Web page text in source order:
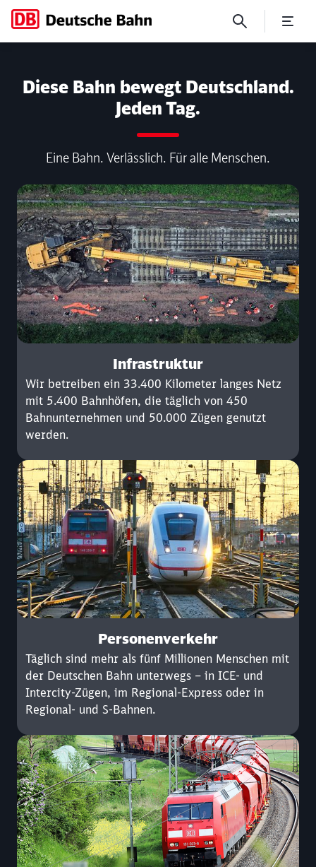
Diese Bahn bewegt Deutschland.
Jeden Tag.
Eine Bahn. Verlässlich. Für alle Menschen.
Infrastruktur
Wir betreiben ein 33.400 Kilometer langes Netz
mit 5.400 Bahnhöfen, die täglich von 450
Bahnunternehmen und 50.000 Zügen genutzt
werden.
Personenverkehr
Täglich sind mehr als fünf Millionen Menschen mit
der Deutschen Bahn unterwegs – in ICE- und
Intercity-Zügen, im Regional-Express oder in
Regional- und S-Bahnen.